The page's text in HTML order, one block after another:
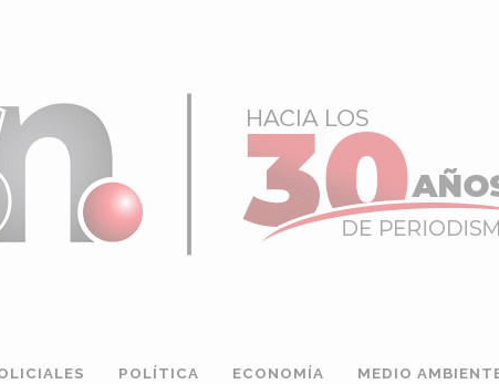
POLÍTICA ECONOMÍA MEDIO